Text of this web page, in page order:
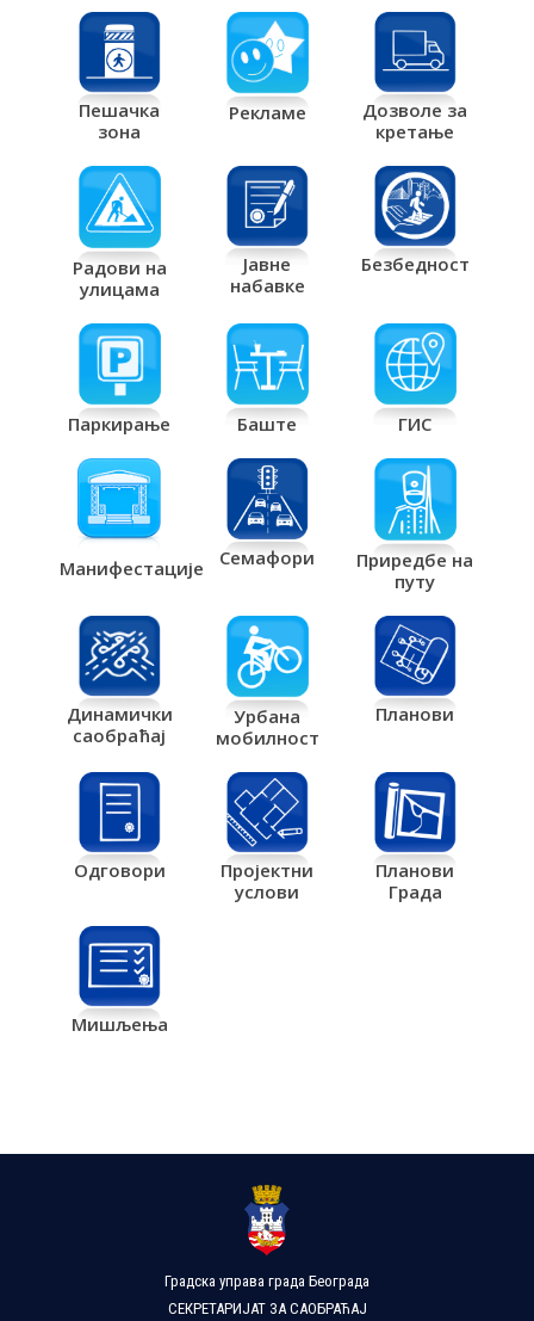
Пешачка
зона
Рекламе
Дозволе за
кретање
Радови на
улицама
Јавне
набавке
Безбедност
Паркирање Баште ГИС
Манифестације Семафори
Приредбе на
путу
Динамички
саобраћај
Урбана
мобилност
Планови
Одговори
Пројектни
услови
Планови
Града
Мишљења
Градска управа града Београда
СЕКРЕТАРИЈАТ ЗА САОБРАЋАЈ